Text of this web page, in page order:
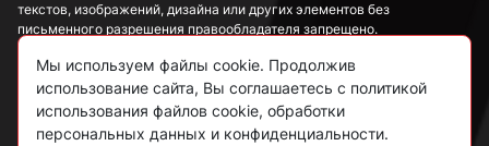
текстов, изображений, дизайна или других элементов без
письменного разрешения правообладателя запрещено.
Информация, представленная на сайте, носит исключительно
ознакомительный характер и не может рассматриваться как
публичная оферта в соответствии со ст. 437 ГК РФ.
Мы используем файлы cookie. Продолжив
использование сайта, Вы соглашаетесь с политикой
использования файлов cookie, обработки
персональных данных и конфиденциальности.